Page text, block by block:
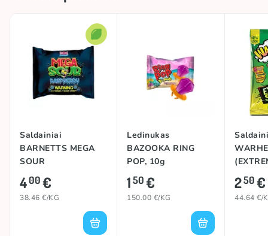
Jungtinė Karalystė
Prekės ženklas BARNETTS
Saldainiai
BARNETTS MEGA
SOUR
(RASPBERRY), 104g
400€
38.46 €/KG
Ledinukas
BAZOOKA RING
POP, 10g
150€
150.00 €/KG
56g
250€
44.64 €/